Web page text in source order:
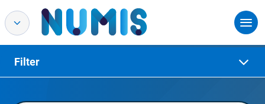
Filter